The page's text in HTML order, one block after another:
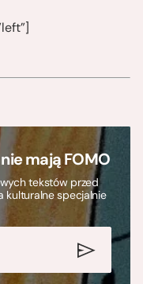
mają FOMO
tekstów przed
kulturalne specjalnie